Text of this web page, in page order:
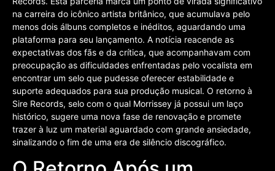
na carreira do icônico artista britânico, que acumulava pelo
menos dois álbuns completos e inéditos, aguardando uma
plataforma para seu lançamento. A notícia reacende as
expectativas dos fãs e da crítica, que acompanhavam com
preocupação as dificuldades enfrentadas pelo vocalista em
encontrar um selo que pudesse oferecer estabilidade e
suporte adequados para sua produção musical. O retorno à
Sire Records, selo com o qual Morrissey já possui um laço
histórico, sugere uma nova fase de renovação e promete
trazer à luz um material aguardado com grande ansiedade,
sinalizando o fim de uma era de silêncio discográfico.